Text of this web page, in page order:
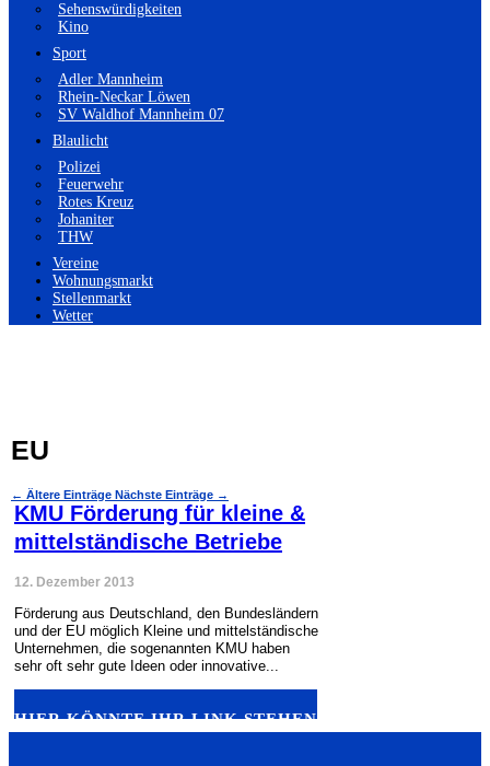
Sehenswürdigkeiten
Kino
Sport
Adler Mannheim
Rhein-Neckar Löwen
SV Waldhof Mannheim 07
Blaulicht
Polizei
Feuerwehr
Rotes Kreuz
Johaniter
THW
Vereine
Wohnungsmarkt
Stellenmarkt
Wetter
EU
← Ältere Einträge Nächste Einträge →
KMU Förderung für kleine &
mittelständische Betriebe
12. Dezember 2013
Förderung aus Deutschland, den Bundesländern
und der EU möglich Kleine und mittelständische
Unternehmen, die sogenannten KMU haben
sehr oft sehr gute Ideen oder innovative...
HIER KÖNNTE IHR LINK STEHEN